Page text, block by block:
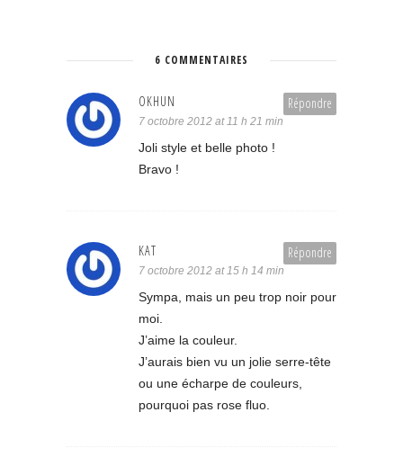
6 COMMENTAIRES
Répondre
OKHUN
7 octobre 2012 at 11 h 21 min
Joli style et belle photo !
Bravo !
Répondre
KAT
7 octobre 2012 at 15 h 14 min
Sympa, mais un peu trop noir pour
moi.
J’aime la couleur.
J’aurais bien vu un jolie serre-tête
ou une écharpe de couleurs,
pourquoi pas rose fluo.